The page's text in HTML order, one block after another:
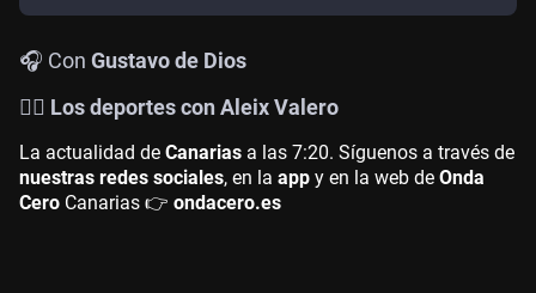
🎧 Con Gustavo de Dios
🤾‍♀️ Los deportes con Aleix Valero
La actualidad de Canarias a las 7:20. Síguenos a través de
nuestras redes sociales, en la app y en la web de Onda
Cero Canarias 👉 ondacero.es